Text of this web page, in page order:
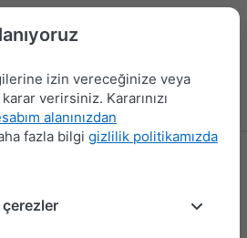
Yeni Ürünler Giriş yap
izin vereceğinize veya
verirsiniz. Kararınızı
alanınızdan
fazla bilgi gizlilik politikamızda
çerezler